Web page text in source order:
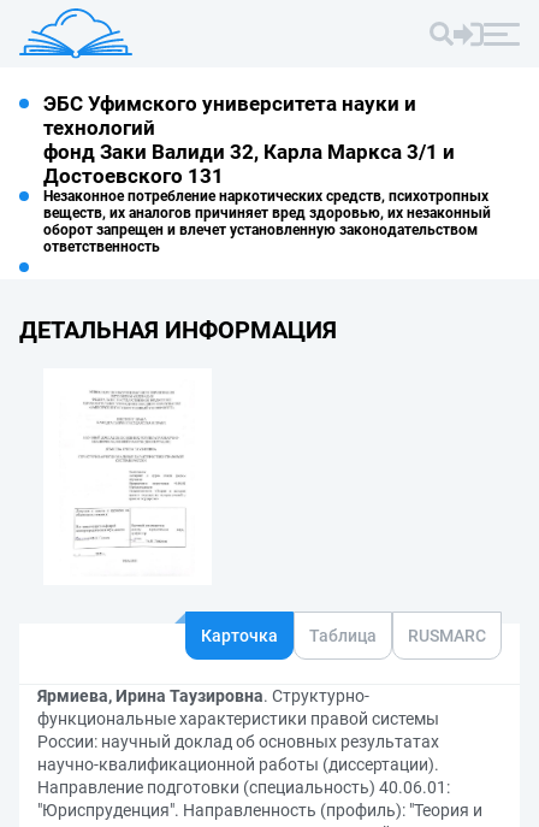
ЭБС Уфимского университета науки и
технологий
фонд Заки Валиди 32, Карла Маркса 3/1 и
Достоевского 131
Незаконное потребление наркотических средств, психотропных
веществ, их аналогов причиняет вред здоровью, их незаконный
оборот запрещен и влечет установленную законодательством
ответственность
ДЕТАЛЬНАЯ ИНФОРМАЦИЯ
Карточка Таблица RUSMARC
Ярмиева, Ирина Таузировна. Структурно-
функциональные характеристики правой системы
России: научный доклад об основных результатах
научно-квалификационной работы (диссертации).
Направление подготовки (специальность) 40.06.01:
"Юриспруденция". Направленность (профиль): "Теория и